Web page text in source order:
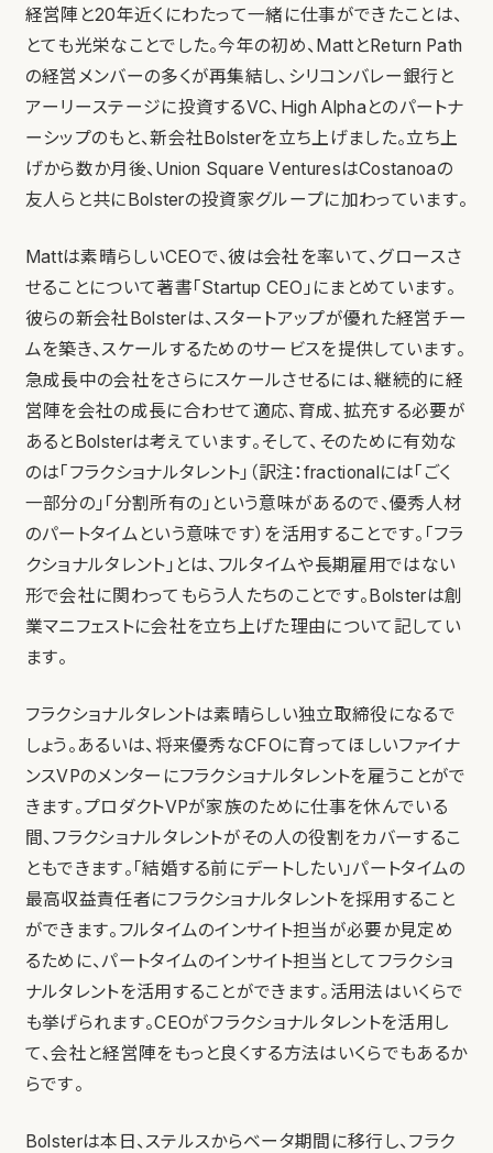
経営陣と20年近くにわたって一緒に仕事ができたことは、
とても光栄なことでした。今年の初め、MattとReturn Path
の経営メンバーの多くが再集結し、シリコンバレー銀行と
アーリーステージに投資するVC、High Alphaとのパートナ
ーシップのもと、新会社Bolsterを立ち上げました。立ち上
げから数か月後、Union Square VenturesはCostanoaの
友人らと共にBolsterの投資家グループに加わっています。
Mattは素晴らしいCEOで、彼は会社を率いて、グロースさ
せることについて著書「Startup CEO」にまとめています。
彼らの新会社Bolsterは、スタートアップが優れた経営チー
ムを築き、スケールするためのサービスを提供しています。
急成長中の会社をさらにスケールさせるには、継続的に経
営陣を会社の成長に合わせて適応、育成、拡充する必要が
あるとBolsterは考えています。そして、そのために有効な
のは「フラクショナルタレント」（訳注：fractionalには「ごく
一部分の」「分割所有の」という意味があるので、優秀人材
のパートタイムという意味です）を活用することです。「フラ
クショナルタレント」とは、フルタイムや長期雇用ではない
形で会社に関わってもらう人たちのことです。Bolsterは創
業マニフェストに会社を立ち上げた理由について記してい
ます。
フラクショナルタレントは素晴らしい独立取締役になるで
しょう。あるいは、将来優秀なCFOに育ってほしいファイナ
ンスVPのメンターにフラクショナルタレントを雇うことがで
きます。プロダクトVPが家族のために仕事を休んでいる
間、フラクショナルタレントがその人の役割をカバーするこ
ともできます。「結婚する前にデートしたい」パートタイムの
最高収益責任者にフラクショナルタレントを採用すること
ができます。フルタイムのインサイト担当が必要か見定め
るために、パートタイムのインサイト担当としてフラクショ
ナルタレントを活用することができます。活用法はいくらで
も挙げられます。CEOがフラクショナルタレントを活用し
て、会社と経営陣をもっと良くする方法はいくらでもあるか
らです。
Bolsterは本日、ステルスからベータ期間に移行し、フラク